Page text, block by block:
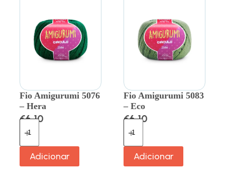
Fio Amigurumi 5076
– Hera
€6.10
Adicionar
Fio Amigurumi 5083
– Eco
€6.10
Adicionar